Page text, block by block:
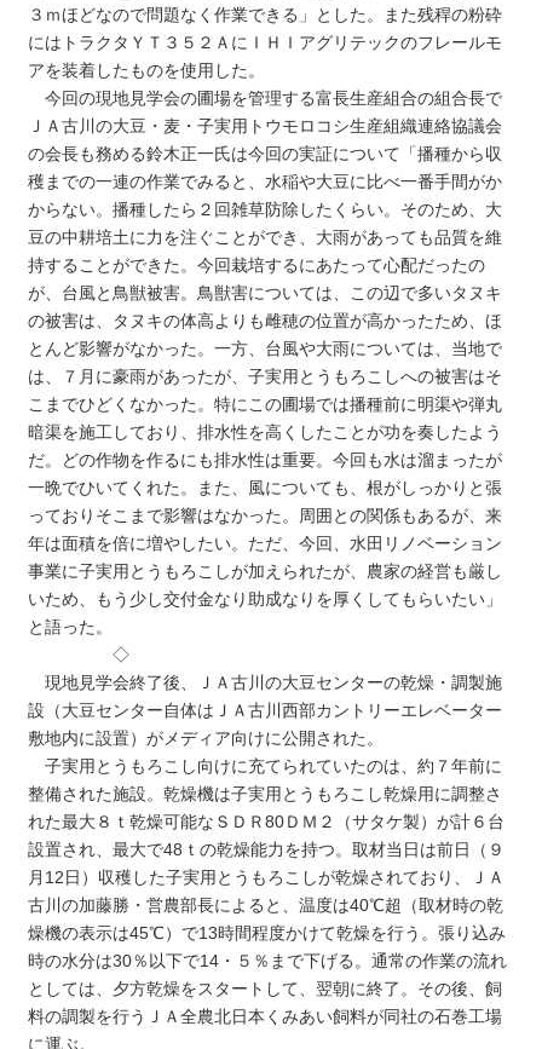
３ｍほどなので問題なく作業できる」とした。また残稈の粉砕
にはトラクタＹＴ３５２ＡにＩＨＩアグリテックのフレールモ
アを装着したものを使用した。
今回の現地見学会の圃場を管理する富長生産組合の組合長で
ＪＡ古川の大豆・麦・子実用トウモロコシ生産組織連絡協議会
の会長も務める鈴木正一氏は今回の実証について「播種から収
穫までの一連の作業でみると、水稲や大豆に比べ一番手間がか
からない。播種したら２回雑草防除したくらい。そのため、大
豆の中耕培土に力を注ぐことができ、大雨があっても品質を維
持することができた。今回栽培するにあたって心配だったの
が、台風と鳥獣被害。鳥獣害については、この辺で多いタヌキ
の被害は、タヌキの体高よりも雌穂の位置が高かったため、ほ
とんど影響がなかった。一方、台風や大雨については、当地で
は、７月に豪雨があったが、子実用とうもろこしへの被害はそ
こまでひどくなかった。特にこの圃場では播種前に明渠や弾丸
暗渠を施工しており、排水性を高くしたことが功を奏したよう
だ。どの作物を作るにも排水性は重要。今回も水は溜まったが
一晩でひいてくれた。また、風についても、根がしっかりと張
っておりそこまで影響はなかった。周囲との関係もあるが、来
年は面積を倍に増やしたい。ただ、今回、水田リノベーション
事業に子実用とうもろこしが加えられたが、農家の経営も厳し
いため、もう少し交付金なり助成なりを厚くしてもらいたい」
と語った。
◇
現地見学会終了後、ＪＡ古川の大豆センターの乾燥・調製施
設（大豆センター自体はＪＡ古川西部カントリーエレベーター
敷地内に設置）がメディア向けに公開された。
子実用とうもろこし向けに充てられていたのは、約７年前に
整備された施設。乾燥機は子実用とうもろこし乾燥用に調整さ
れた最大８ｔ乾燥可能なＳＤＲ80ＤＭ２（サタケ製）が計６台
設置され、最大で48ｔの乾燥能力を持つ。取材当日は前日（９
月12日）収穫した子実用とうもろこしが乾燥されており、ＪＡ
古川の加藤勝・営農部長によると、温度は40℃超（取材時の乾
燥機の表示は45℃）で13時間程度かけて乾燥を行う。張り込み
時の水分は30％以下で14・５％まで下げる。通常の作業の流れ
としては、夕方乾燥をスタートして、翌朝に終了。その後、飼
料の調製を行うＪＡ全農北日本くみあい飼料が同社の石巻工場
に運ぶ。